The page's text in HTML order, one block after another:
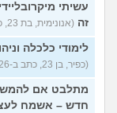
עשיתי
זה (אנונימית, בת 23, כתבה ב-19/07/26 17:35)
לימודי כלכלה וניהול ב-2026 האם יהיה
(כפיר, בן 23, כתב ב-19/07/26 17:24)
מתלבט אם
חדש – אשמח